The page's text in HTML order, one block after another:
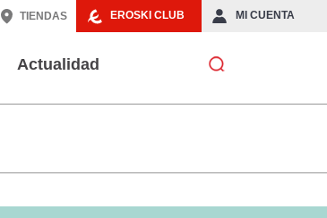
EROSKI CLUB MI CUENTA
TIENDAS
Actualidad